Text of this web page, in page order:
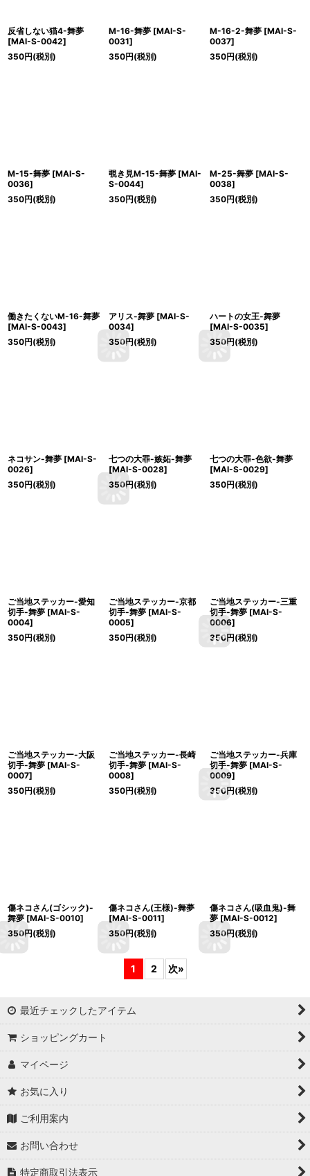
反省しない猫4-舞夢
[MAI-S-0042]
350円(税別)
M-16-舞夢 [MAI-S-
0031]
350円(税別)
M-16-2-舞夢 [MAI-S-
0037]
350円(税別)
M-15-舞夢 [MAI-S-
0036]
350円(税別)
覗き見M-15-舞夢 [MAI-
S-0044]
350円(税別)
M-25-舞夢 [MAI-S-
0038]
350円(税別)
働きたくないM-16-舞夢
[MAI-S-0043]
350円(税別)
アリス-舞夢 [MAI-S-
0034]
350円(税別)
ハートの女王-舞夢
[MAI-S-0035]
350円(税別)
ネコサン-舞夢 [MAI-S-
0026]
350円(税別)
七つの大罪-嫉妬-舞夢
[MAI-S-0028]
350円(税別)
七つの大罪-色欲-舞夢
[MAI-S-0029]
350円(税別)
ご当地ステッカー-愛知
切手-舞夢 [MAI-S-
0004]
350円(税別)
ご当地ステッカー-京都
切手-舞夢 [MAI-S-
0005]
350円(税別)
ご当地ステッカー-三重
切手-舞夢 [MAI-S-
0006]
350円(税別)
ご当地ステッカー-大阪
切手-舞夢 [MAI-S-
0007]
350円(税別)
ご当地ステッカー-長崎
切手-舞夢 [MAI-S-
0008]
350円(税別)
ご当地ステッカー-兵庫
切手-舞夢 [MAI-S-
0009]
350円(税別)
傷ネコさん(ゴシック)-
舞夢 [MAI-S-0010]
350円(税別)
傷ネコさん(王様)-舞夢
[MAI-S-0011]
350円(税別)
傷ネコさん(吸血鬼)-舞
夢 [MAI-S-0012]
350円(税別)
1 2 次»
最近チェックしたアイテム
ショッピングカート
マイページ
お気に入り
ご利用案内
お問い合わせ
特定商取引法表示